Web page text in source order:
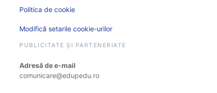
Politica de cookie
Modifică setarile cookie-urilor
PUBLICITATE ȘI PARTENERIATE
Adresă de e-mail
comunicare@edupedu.ro